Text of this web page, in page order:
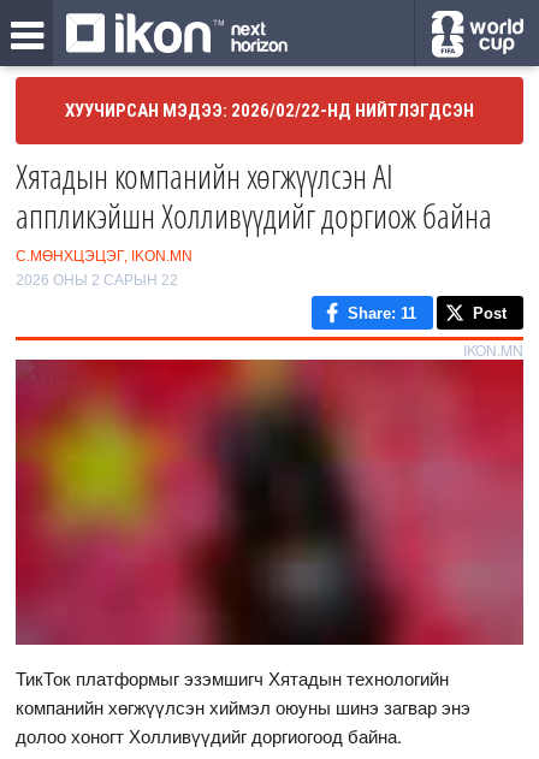
ХУУЧИРСАН МЭДЭЭ: 2026/02/22-НД НИЙТЛЭГДСЭН
Хятадын компанийн хөгжүүлсэн AI
аппликэйшн Холливүүдийг доргиож байна
С.МӨНХЦЭЦЭГ, IKON.MN
2026 ОНЫ 2 САРЫН 22
Share: 11 Post
IKON.MN
ТикТок платформыг эзэмшигч Хятадын технологийн
компанийн хөгжүүлсэн хиймэл оюуны шинэ загвар энэ
долоо хоногт Холливүүдийг доргиогоод байна.